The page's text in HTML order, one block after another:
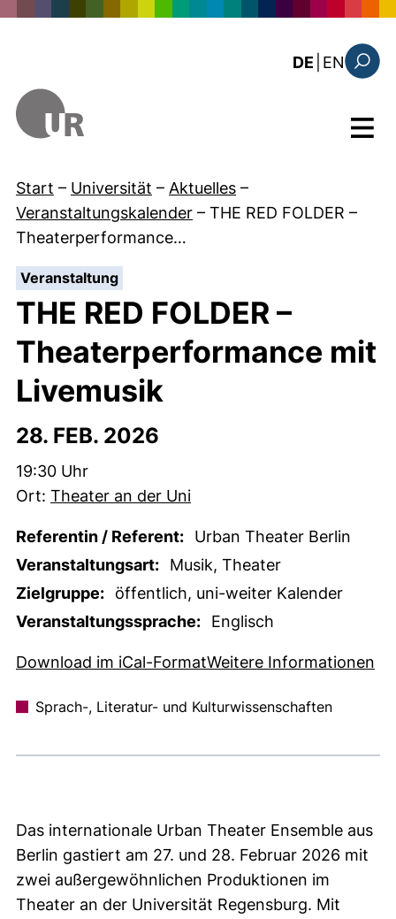
DE EN: the
Menü
Start – Universität – Aktuelles –
Veranstaltungskalender – THE RED FOLDER –
Theaterperformance…
Veranstaltung:
THE RED FOLDER –
Theaterperformance mit
Livemusik
28. FEB. 2026
Zeit:
19:30 Uhr
Ort: Theater an der Uni
Referentin / Referent:
Urban Theater Berlin
Veranstaltungsart:
Musik, Theater
Zielgruppe:
öffentlich, uni-weiter Kalender
Veranstaltungssprache:
Englisch
Download im iCal-Format, 1 KB (öffnet neues
Weitere Informationen
Sprach-, Literatur- und Kulturwissenschaften
Das internationale Urban Theater Ensemble aus
Berlin gastiert am 27. und 28. Februar 2026 mit
zwei außergewöhnlichen Produktionen im
Theater an der Universität Regensburg. Mit